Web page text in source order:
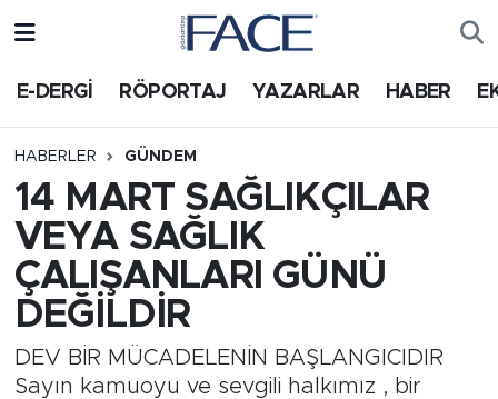
E-DERGİ RÖPORTAJ YAZARLAR HABER
HABERLER GÜNDEM
14 MART SAĞLIKÇILAR
VEYA SAĞLIK
ÇALIŞANLARI GÜNÜ
DEĞİLDİR
DEV BİR MÜCADELENİN BAŞLANGICIDIR
Sayın kamuoyu ve sevgili halkımız , bir
HABER
Nöbetçi Eczaneler
Trafik Durumu
Süper Lig Puan Durumu ve Fikstür
Tüm Manşetler
Son Dakika Haberleri